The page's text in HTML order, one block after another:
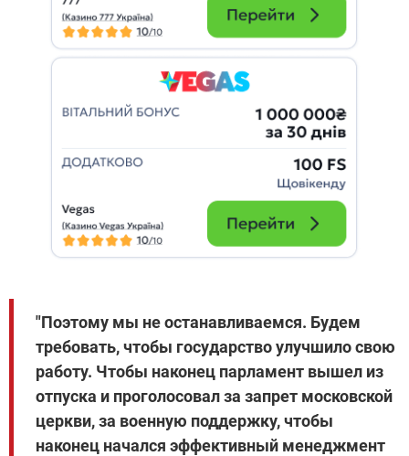
"Поэтому мы не останавливаемся. Будем
требовать, чтобы государство улучшило свою
работу. Чтобы наконец парламент вышел из
отпуска и проголосовал за запрет московской
церкви, за военную поддержку, чтобы
наконец начался эффективный менеджмент